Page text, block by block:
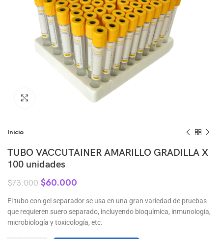
Inicio
TUBO VACCUTAINER AMARILLO GRADILLA X
100 unidades
$73.000 $60.000
El tubo con gel separador se usa en una gran variedad de pruebas
que requieren suero separado, incluyendo bioquímica, inmunología,
microbiología y toxicología, etc.